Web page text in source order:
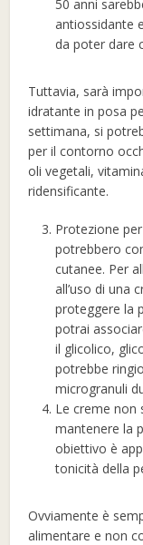
50 anni
antiossidante
da poter dare
Tuttavia, sarà
idratante in posa
settimana, si
per il contorno
oli vegetali,
ridensificante.
Protezione
potrebbero
cutanee. Per
all’uso di una
proteggere la
potrai
il glicolico,
potrebbe
microgranuli
Le creme non
mantenere la
obiettivo è
tonicità della
Ovviamente è
alimentare e non